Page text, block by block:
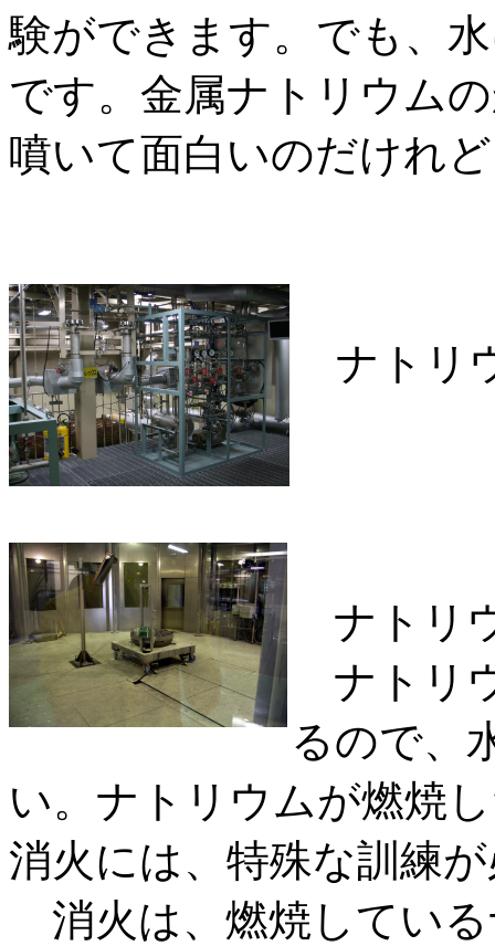
験ができます。でも、
です。金属ナトリウム
噴いて面白いのだけれ
ナトリ
ナトリ
ナトリ
るので、
い。ナトリウムが燃焼
消火には、特殊な訓練
消火は、燃焼してい